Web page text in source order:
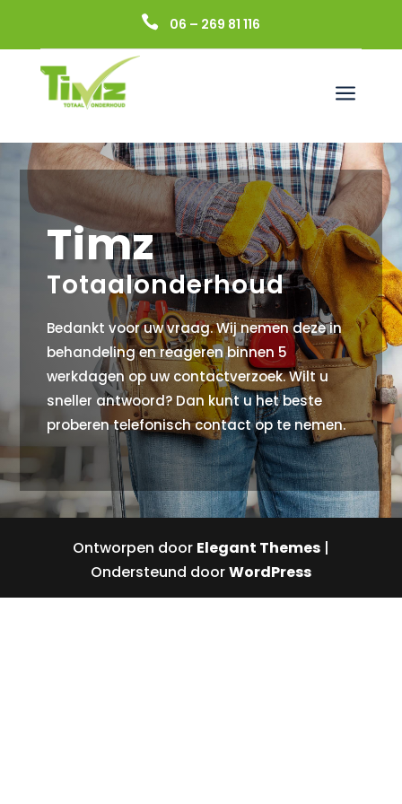
 06 – 269 81 116
a
Timz
Totaalonderhoud
Bedankt voor uw vraag. Wij nemen deze in
behandeling en reageren binnen 5
werkdagen op uw contactverzoek. Wilt u
sneller antwoord? Dan kunt u het beste
proberen telefonisch contact op te nemen.
Ontworpen door Elegant Themes|
Ondersteund doorWordPress